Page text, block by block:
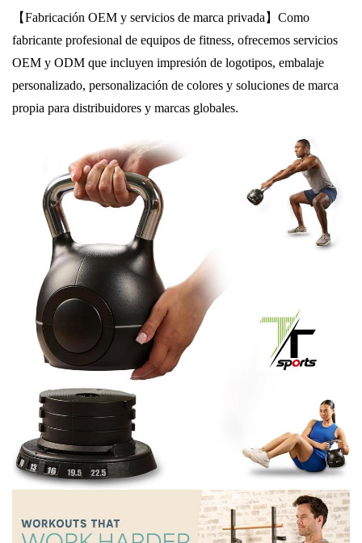
【Fabricación OEM y servicios de marca privada】 Como
fabricante profesional de equipos de fitness, ofrecemos servicios
OEM y ODM que incluyen impresión de logotipos, embalaje
personalizado, personalización de colores y soluciones de marca
propia para distribuidores y marcas globales.